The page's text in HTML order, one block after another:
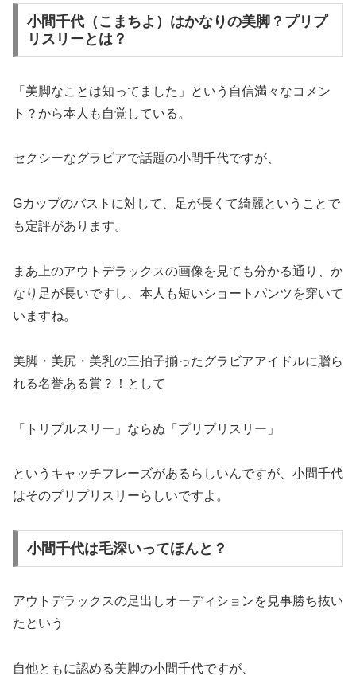
小間千代（こまちよ）はかなりの美脚？プリプ
リスリーとは？
「美脚なことは知ってました」という自信満々なコメン
ト？から本人も自覚している。
セクシーなグラビアで話題の小間千代ですが、
Gカップのバストに対して、足が長くて綺麗ということで
も定評があります。
まあ上のアウトデラックスの画像を見ても分かる通り、か
なり足が長いですし、本人も短いショートパンツを穿いて
いますね。
美脚・美尻・美乳の三拍子揃ったグラビアアイドルに贈ら
れる名誉ある賞？！として
「トリプルスリー」ならぬ「プリプリスリー」
というキャッチフレーズがあるらしいんですが、小間千代
はそのプリプリスリーらしいですよ。
小間千代は毛深いってほんと？
アウトデラックスの足出しオーディションを見事勝ち抜い
たという
自他ともに認める美脚の小間千代ですが、